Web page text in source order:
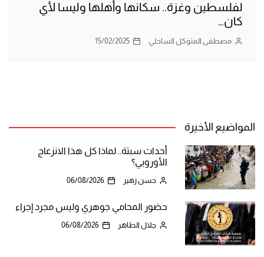
لفلسطين وغزة.. سكانها وأهلها وليسا لأي
كان…
مصطفى المتوكل الساحلي 15/02/2025
المواضيع الأخيرة
أحداث سبتة.. لماذا كل هذا الانزعاج
الأوروبي؟
حسن زهير 06/08/2026
حضور المحامي جوهري وليس مجرد إجراء
جلال الطاهر 06/08/2026